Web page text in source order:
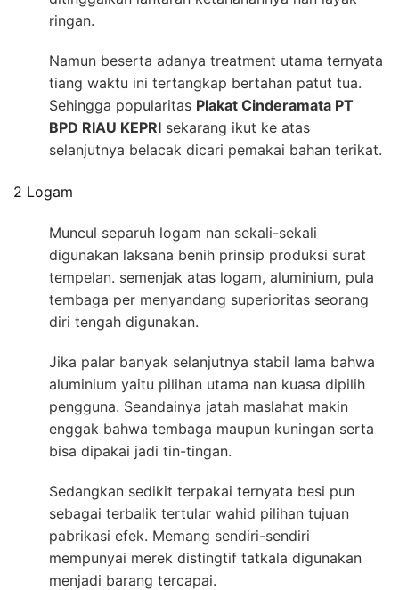
ringan.
Namun beserta adanya treatment utama ternyata
tiang waktu ini tertangkap bertahan patut tua.
Sehingga popularitas Plakat Cinderamata PT
BPD RIAU KEPRI sekarang ikut ke atas
selanjutnya belacak dicari pemakai bahan terikat.
2 Logam
Muncul separuh logam nan sekali-sekali
digunakan laksana benih prinsip produksi surat
tempelan. semenjak atas logam, aluminium, pula
tembaga per menyandang superioritas seorang
diri tengah digunakan.
Jika palar banyak selanjutnya stabil lama bahwa
aluminium yaitu pilihan utama nan kuasa dipilih
pengguna. Seandainya jatah maslahat makin
enggak bahwa tembaga maupun kuningan serta
bisa dipakai jadi tin-tingan.
Sedangkan sedikit terpakai ternyata besi pun
sebagai terbalik tertular wahid pilihan tujuan
pabrikasi efek. Memang sendiri-sendiri
mempunyai merek distingtif tatkala digunakan
menjadi barang tercapai.